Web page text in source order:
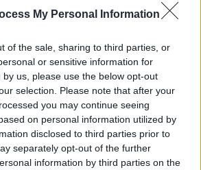
My Personal Information
of the sale, sharing to third parties, or
or sensitive information for
us, please use the below opt-out
selection. Please note that after your
you may continue seeing
on personal information utilized by
disclosed to third parties prior to
separately opt-out of the further
information by third parties on the
2014. május 28-án mutatta be
amelyben egykori bonanzás
szerzőtársként és teljes ...